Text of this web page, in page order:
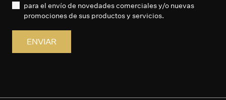
para el envío de novedades comerciales y/o nuevas
promociones de sus productos y servicios.